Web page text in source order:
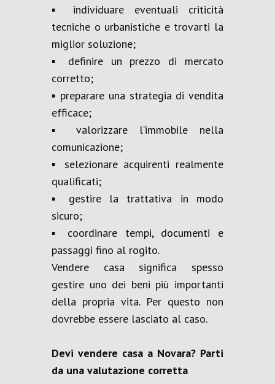
▪️ individuare eventuali criticità
tecniche o urbanistiche e trovarti la
miglior soluzione;
▪️ definire un prezzo di mercato
corretto;
▪️ preparare una strategia di vendita
efficace;
▪️ valorizzare l’immobile nella
comunicazione;
▪️ selezionare acquirenti realmente
qualificati;
▪️ gestire la trattativa in modo
sicuro;
▪️ coordinare tempi, documenti e
passaggi fino al rogito.
Vendere casa significa spesso
gestire uno dei beni più importanti
della propria vita. Per questo non
dovrebbe essere lasciato al caso.
Devi vendere casa a Novara? Parti
da una valutazione corretta